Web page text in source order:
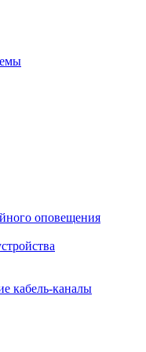
оповещения
кабель-каналы